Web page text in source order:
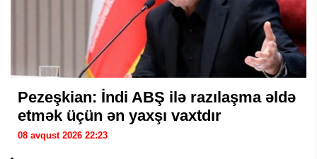
Pezeşkian: İndi ABŞ ilə razılaşma əldə
etmək üçün ən yaxşı vaxtdır
08 avqust 2026 22:23